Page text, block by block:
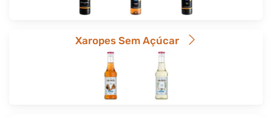
Xaropes Sem Açúcar